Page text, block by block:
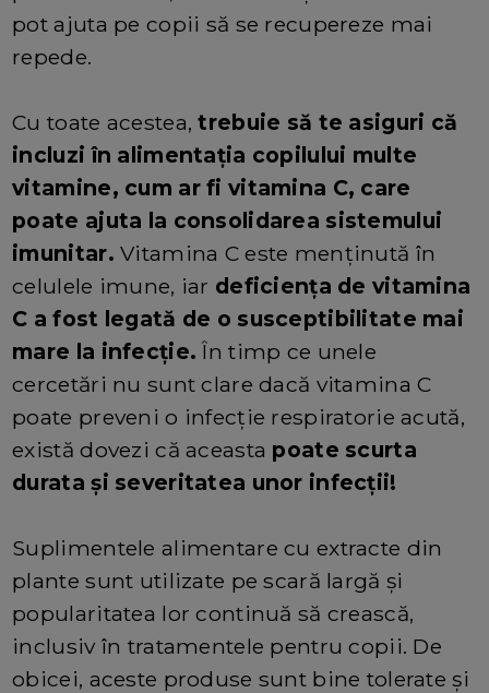
pot ajuta pe copii să se recupereze mai
repede.
Cu toate acestea,trebuie să te asiguri că
incluzi în alimentația copilului multe
vitamine, cum ar fi vitamina C, care
poate ajuta la consolidarea sistemului
imunitar.Vitamina C este menținută în
celulele imune, iar deficiența de vitamina
C a fost legată de o susceptibilitate mai
mare la infecție.În timp ce unele
cercetări nu sunt clare dacă vitamina C
poate preveni o infecție respiratorie acută,
există dovezi că aceasta poate scurta
durata și severitatea unor infecții!
Suplimentele alimentare cu extracte din
plante sunt utilizate pe scară largă și
popularitatea lor continuă să crească,
inclusiv în tratamentele pentru copii. De
obicei, aceste produse sunt bine tolerate și